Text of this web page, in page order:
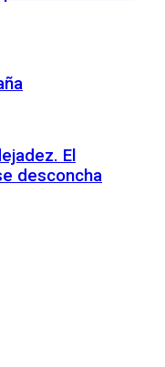
El
desconcha